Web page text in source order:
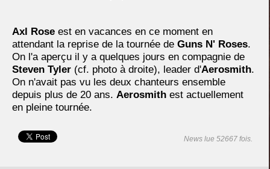
Axl Rose est en vacances en ce moment en
attendant la reprise de la tournée de Guns N' Roses.
On l'a aperçu il y a quelques jours en compagnie de
Steven Tyler (cf. photo à droite), leader d'Aerosmith.
On n'avait pas vu les deux chanteurs ensemble
depuis plus de 20 ans. Aerosmith est actuellement
en pleine tournée.
News lue 52667 fois.